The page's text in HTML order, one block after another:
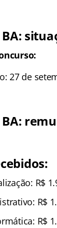
BA:
27 de
BA:
R$
R$
R$